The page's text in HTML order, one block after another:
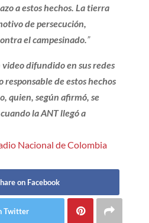
a estos hechos. La tierra
de persecución,
el campesinado.”
difundido en sus redes
responsable de estos hechos
quien, según afirmó, se
la ANT llegó a
Nacional de Colombia
on Facebook
Twitter